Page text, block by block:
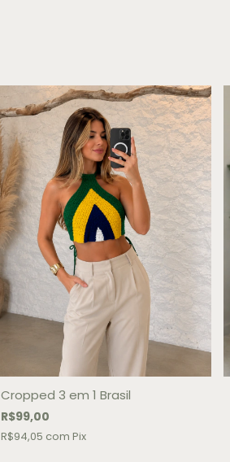
Cropped 3 em 1 Brasil
R$99,00
R$94,05 com Pix